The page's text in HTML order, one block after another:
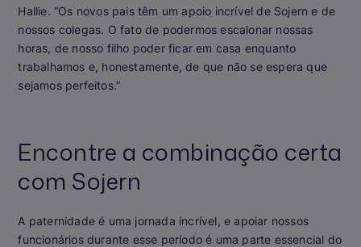
Hallie. “Os novos pais têm um apoio incrível de Sojern e de
nossos colegas. O fato de podermos escalonar nossas
horas, de nosso filho poder ficar em casa enquanto
trabalhamos e, honestamente, de que não se espera que
sejamos perfeitos.”
Encontre a combinação certa
com Sojern
A paternidade é uma jornada incrível, e apoiar nossos
funcionários durante esse período é uma parte essencial do